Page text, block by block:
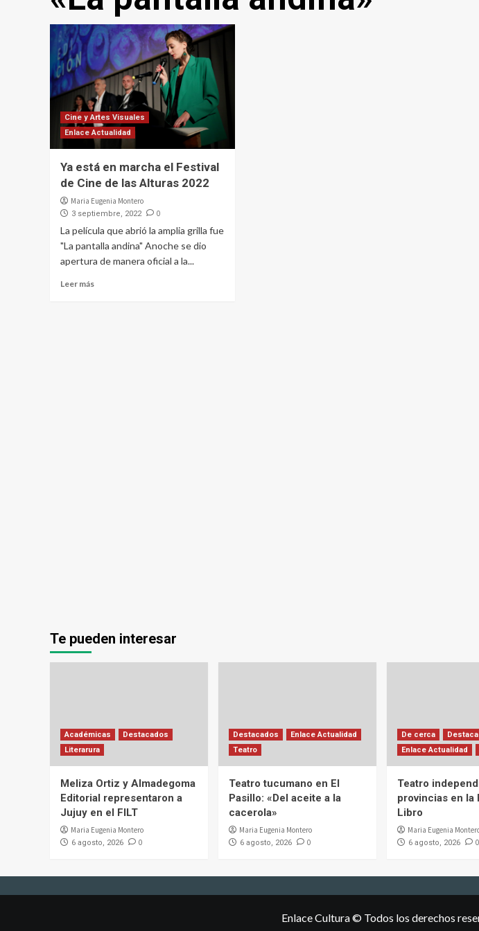
Cine y Artes Visuales
Enlace Actualidad
Ya está en marcha el Festival
de Cine de las Alturas 2022
Maria Eugenia Montero
3 septiembre, 2022 0
La película que abrió la amplia grilla fue
"La pantalla andina" Anoche se dio
apertura de manera oficial a la...
Leer más
Te pueden interesar
Académicas
Destacados
Literarura
Meliza Ortiz y Almadegoma
Editorial representaron a
Jujuy en el FILT
Maria Eugenia Montero
6 agosto, 2026 0
Destacados
Enlace Actualidad
Teatro
Teatro tucumano en El
Pasillo: «Del aceite a la
cacerola»
Maria Eugenia Montero
6 agosto, 2026 0
De cerca
Enlace Actualidad
Teatro
provincias en la
Libro
Maria Eugenia
6 agosto, 2026 0
Enlace Cultura © Todos los derechos